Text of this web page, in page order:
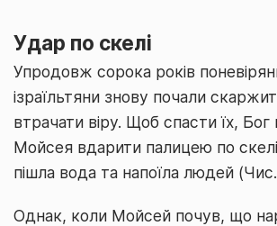
Удар по скелі
Упродовж сорока років
ізраїльтяни знову почали
втрачати віру. Щоб спасти їх, Бог
Мойсея вдарити палицею по
пішла вода та напоїла людей
Однак, коли Мойсей почув, що